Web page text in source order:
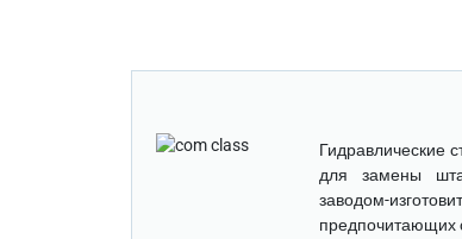
Гидравлические
для замены
заводом-
предпочитающих